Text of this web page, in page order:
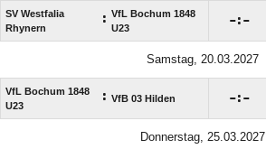
SV Westfalia
Rhynern
: VfL Bochum 1848
U23
:
Samstag, 20.03.2027
VfL Bochum 1848
U23
: VfB 03 Hilden :
Donnerstag, 25.03.2027